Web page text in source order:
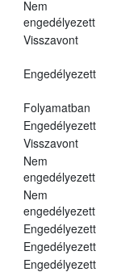
Nem
engedélyezett
Visszavont
Engedélyezett
Folyamatban
Engedélyezett
Visszavont
Nem
engedélyezett
Nem
engedélyezett
Engedélyezett
Engedélyezett
Engedélyezett